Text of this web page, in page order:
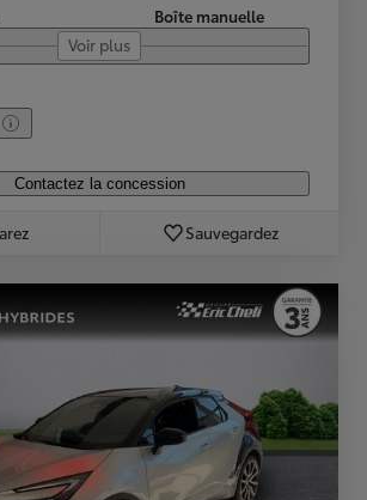
Boîte manuelle
Voir plus
Contactez la concession
Sauvegardez